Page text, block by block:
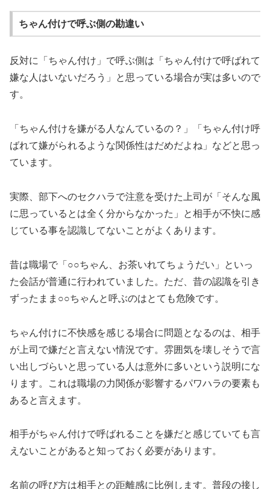
ちゃん付けで呼ぶ側の勘違い
反対に「ちゃん付け」で呼ぶ側は「ちゃん付けで呼ばれて
嫌な人はいないだろう」と思っている場合が実は多いので
す。
「ちゃん付けを嫌がる人なんているの？」「ちゃん付け呼
ばれて嫌がられるような関係性はだめだよね」などと思っ
ています。
実際、部下へのセクハラで注意を受けた上司が「そんな風
に思っているとは全く分からなかった」と相手が不快に感
じている事を認識してないことがよくあります。
昔は職場で「○○ちゃん、お茶いれてちょうだい」といっ
た会話が普通に行われていました。ただ、昔の認識を引き
ずったまま○○ちゃんと呼ぶのはとても危険です。
ちゃん付けに不快感を感じる場合に問題となるのは、相手
が上司で嫌だと言えない情況です。雰囲気を壊しそうで言
い出しづらいと思っている人は意外に多いという説明にな
ります。これは職場の力関係が影響するパワハラの要素も
あると言えます。
相手がちゃん付けで呼ばれることを嫌だと感じていても言
えないことがあると知っておく必要があります。
名前の呼び方は相手との距離感に比例します。普段の接し